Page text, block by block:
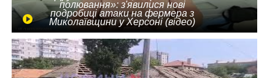
полювання»: з'явилися нові
подробиці атаки на фермера з
Миколаївщини у Херсоні (відео)